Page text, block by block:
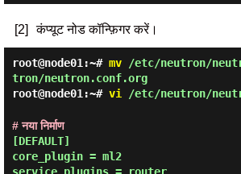
[2] कंप्यूट नोड कॉन्फ़िगर करें।
root@node01:~# mv/etc/neutron/
tron/neutron.conf.org
root@node01:~# vi /etc/neutron/
# नया निर्माण
[DEFAULT]
core_plugin = ml2